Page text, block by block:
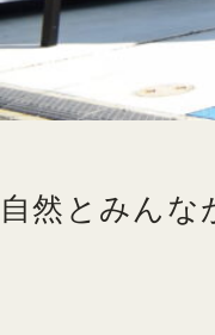
自然とみんな